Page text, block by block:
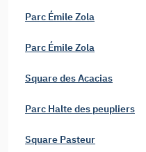
Parc Émile Zola
Parc Émile Zola
Square des Acacias
Parc Halte des peupliers
Square Pasteur